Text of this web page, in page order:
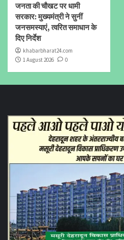
जनता की चौखट पर धामी
सरकार: मुख्यमंत्री ने सुनीं
जनसमस्याएं, त्वरित समाधान के
दिए निर्देश
khabarbharat24.com
1 August 2026
0